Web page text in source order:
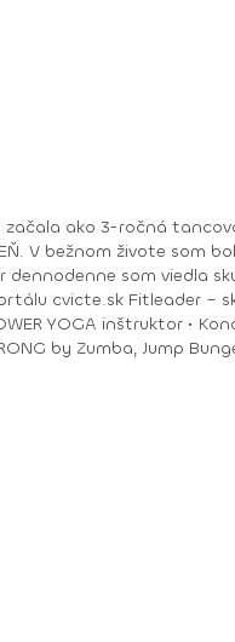
ako 3-ročná
–
dennodenne som viedla
Workout, POUNDFIT Instagram: